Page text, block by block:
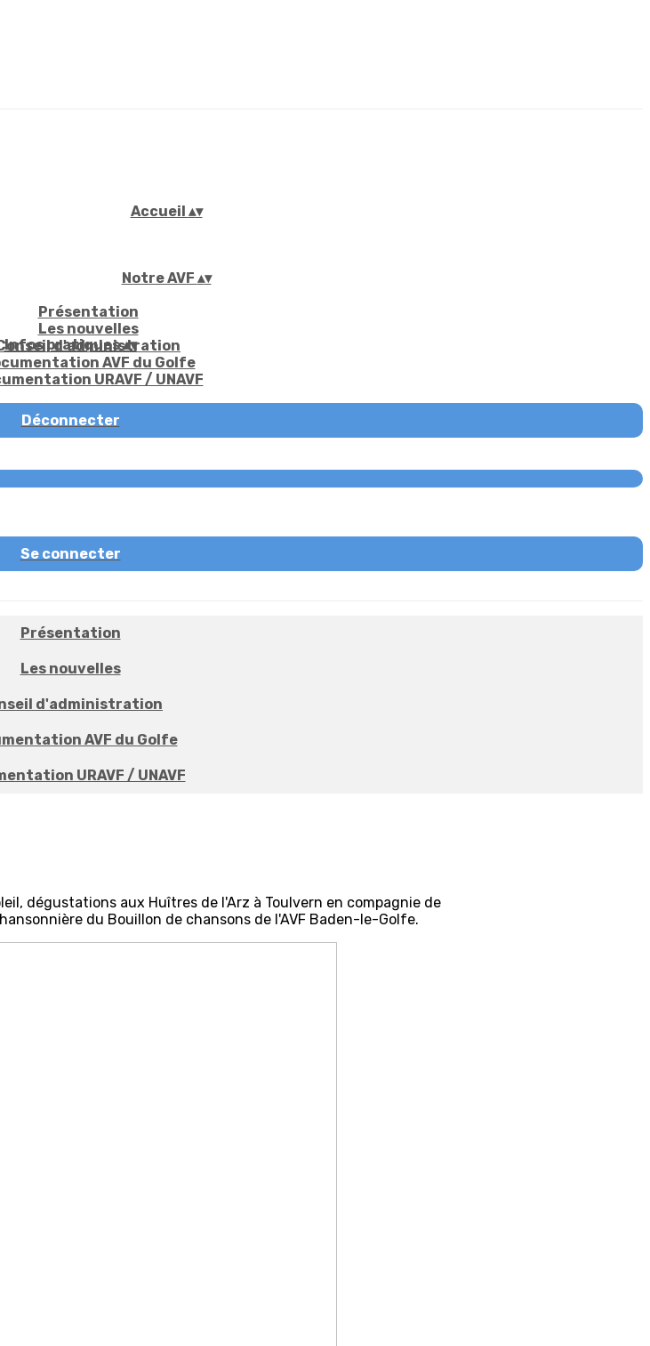
Accueil ▴▾
Notre AVF ▴▾
Présentation
Les nouvelles
d'administration
AVF du Golfe
URAVF / UNAVF
Infos pratiques▴▾
Déconnecter
Se connecter
Présentation
Les nouvelles
d'administration
AVF du Golfe
URAVF / UNAVF
dégustations aux Huîtres de l'Arz à Toulvern en compagnie de
du Bouillon de chansons de l'AVF Baden-le-Golfe.